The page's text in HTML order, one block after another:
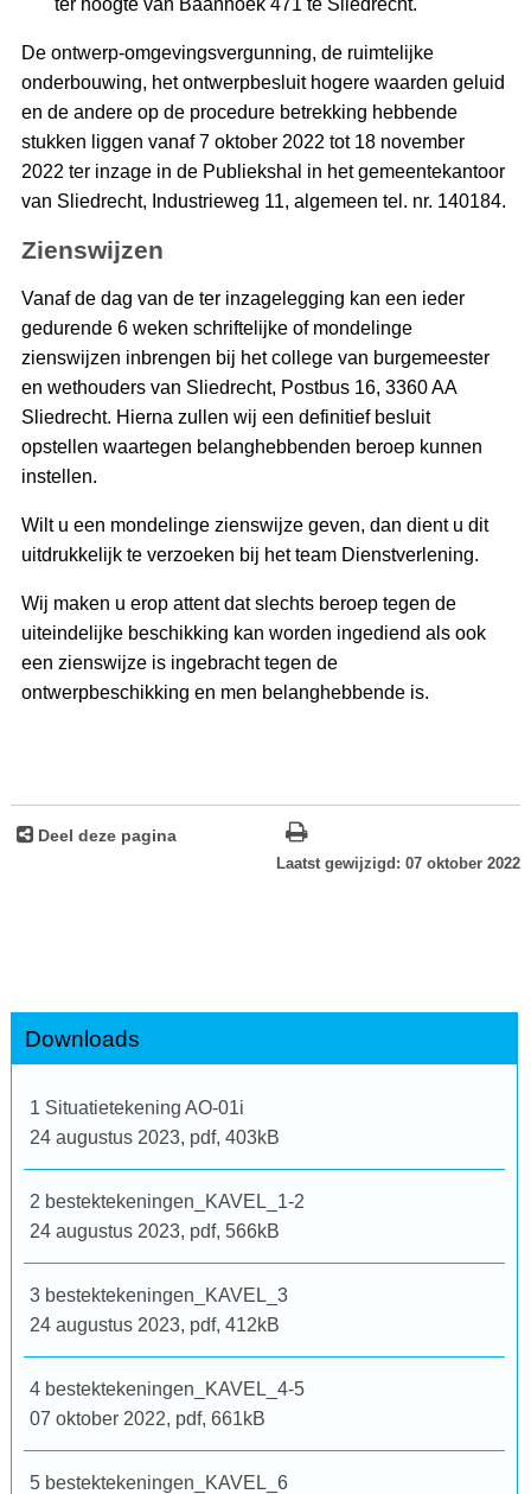
ter hoogte van Baanhoek 471 te Sliedrecht.
De ontwerp-omgevingsvergunning, de ruimtelijke
onderbouwing, het ontwerpbesluit hogere waarden geluid
en de andere op de procedure betrekking hebbende
stukken liggen vanaf 7 oktober 2022 tot 18 november
2022 ter inzage in de Publiekshal in het gemeentekantoor
van Sliedrecht, Industrieweg 11, algemeen tel. nr. 140184.
Zienswijzen
Vanaf de dag van de ter inzagelegging kan een ieder
gedurende 6 weken schriftelijke of mondelinge
zienswijzen inbrengen bij het college van burgemeester
en wethouders van Sliedrecht, Postbus 16, 3360 AA
Sliedrecht. Hierna zullen wij een definitief besluit
opstellen waartegen belanghebbenden beroep kunnen
instellen.
Wilt u een mondelinge zienswijze geven, dan dient u dit
uitdrukkelijk te verzoeken bij het team Dienstverlening.
Wij maken u erop attent dat slechts beroep tegen de
uiteindelijke beschikking kan worden ingediend als ook
een zienswijze is ingebracht tegen de
ontwerpbeschikking en men belanghebbende is.
Deel deze pagina
Laatst gewijzigd: 07 oktober 2022
Downloads
1 Situatietekening AO-01i
24 augustus 2023, pdf, 403kB
2 bestektekeningen_KAVEL_1-2
24 augustus 2023, pdf, 566kB
3 bestektekeningen_KAVEL_3
24 augustus 2023, pdf, 412kB
4 bestektekeningen_KAVEL_4-5
07 oktober 2022, pdf, 661kB
5 bestektekeningen_KAVEL_6